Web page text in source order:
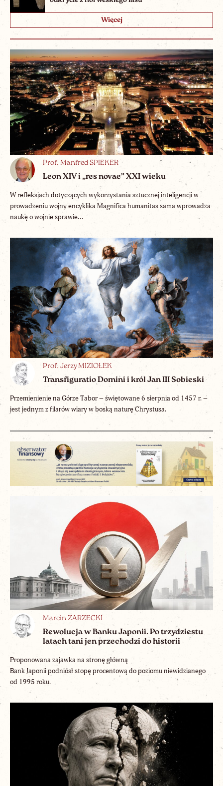
Więcej
Prof. Manfred SPIEKER
Leon XIV i „res novae” XXI wieku
W refleksjach dotyczących wykorzystania sztucznej inteligencji w
prowadzeniu wojny encyklika Magnifica humanitas sama wprowadza
naukę o wojnie sprawie...
Prof. Jerzy MIZIOŁEK
Transfiguratio Domini i król Jan III Sobieski
Przemienienie na Górze Tabor – świętowane 6 sierpnia od 1457 r. –
jest jednym z filarów wiary w boską naturę Chrystusa.
Marcin ZARZECKI
Rewolucja w Banku Japonii. Po trzydziestu
latach tani jen przechodzi do historii
Proponowana zajawka na stronę główną
Bank Japonii podniósł stopę procentową do poziomu niewidzianego
od 1995 roku.